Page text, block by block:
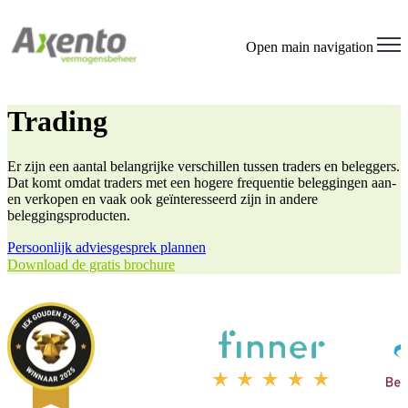
All
screen
reader.
start
the
All
in
Accessibility
screen
reader,
"Ctrl
+
/".
This
shortcut
activates
Open main navigation
Trading
Er zijn een aantal belangrijke verschillen tussen traders en beleggers.
Dat komt omdat traders met een hogere frequentie beleggingen aan-
en verkopen en vaak ook geïnteresseerd zijn in andere
beleggingsproducten.
Persoonlijk adviesgesprek plannen
Download de gratis brochure